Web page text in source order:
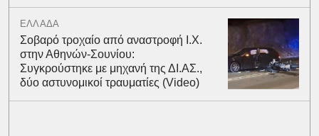
ΕΛΛΑΔΑ
Σοβαρό τροχαίο από αναστροφή Ι.Χ.
στην Αθηνών-Σουνίου:
Συγκρούστηκε με μηχανή της ΔΙ.ΑΣ.,
δύο αστυνομικοί τραυματίες (Video)